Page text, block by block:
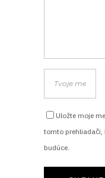
Uložte moje
tomto prehliadači,
budúce.